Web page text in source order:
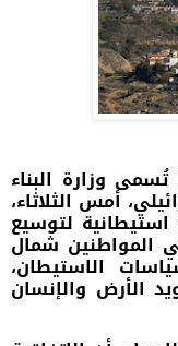
وزارة البناء
أمس الثلاثاء،
لبناء 2,780 وحدة استيطانية لتوسيع
المواطنين شمال
الاستيطان،
الأرض والإنسان